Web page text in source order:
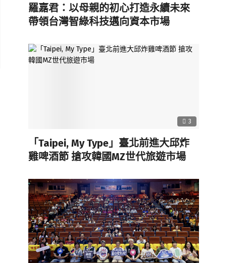
羅嘉君：以母親的初心打造永續未來
帶領台灣智綠科技邁向資本市場
3
「Taipei, My Type」臺北前進大邱炸
雞啤酒節 搶攻韓國MZ世代旅遊市場